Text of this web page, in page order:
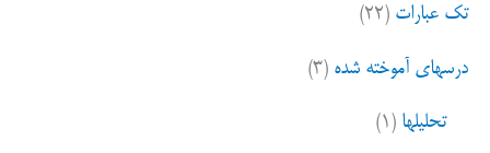
تک عبارات (۲۲)
درسهای آموخته شده (۳)
تحلیلها (۱)